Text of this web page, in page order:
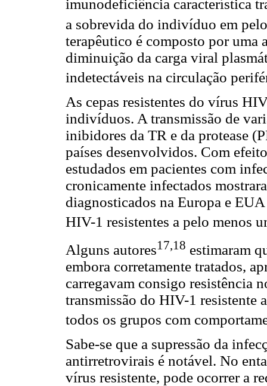
imunodeficiência característica
a sobrevida do indivíduo em
terapêutico é composto por uma
diminuição da carga viral
indetectáveis na circulação
As cepas resistentes do vírus
indivíduos. A transmissão de
inibidores da TR e da protease
países desenvolvidos. Com
estudados em pacientes com
cronicamente infectados
diagnosticados na Europa e
HIV-1 resistentes a pelo menos
Alguns autores17,18 estimaram
embora corretamente tratados,
carregavam consigo resistência
transmissão do HIV-1 resistente
todos os grupos com
Sabe-se que a supressão da
antirretrovirais é notável. No
vírus resistente, pode ocorrer a